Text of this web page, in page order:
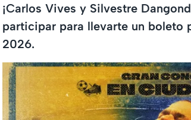
¡Carlos Vives y Silvestre
participar para llevarte un boleto
2026.